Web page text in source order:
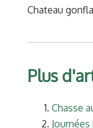
Chateau
Plus
Chasse